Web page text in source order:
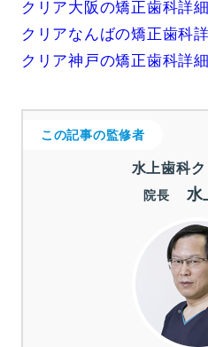
クリア大阪の矯正歯科詳細
クリアなんばの矯正歯科
クリア神戸の矯正歯科詳細
この記事の監修者
水上歯科
院長 水